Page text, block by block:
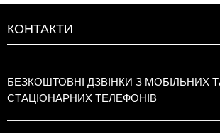
КОНТАКТИ
БЕЗКОШТОВНІ ДЗВІНКИ З МОБІЛЬНИХ
СТАЦІОНАРНИХ ТЕЛЕФОНІВ